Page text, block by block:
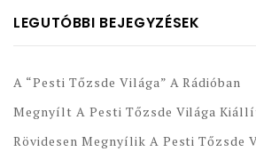
LEGUTÓBBI BEJEGYZÉSEK
A “Pesti Tőzsde Világa” A Rádióban
Megnyílt A Pesti Tőzsde Világa
Rövidesen Megnyílik A Pesti Tőzsde